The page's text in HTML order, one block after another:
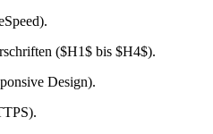
($H1$ bis $H4$).
Design).